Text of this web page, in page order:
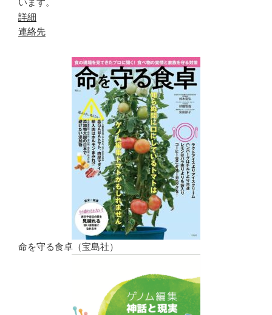
います。
詳細
連絡先
命を守る食卓（宝島社）